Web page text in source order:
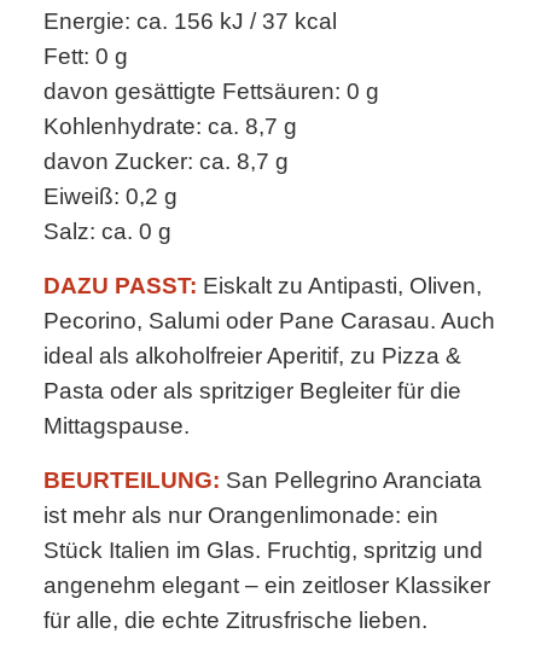
Energie: ca. 156 kJ / 37 kcal
Fett: 0 g
davon gesättigte Fettsäuren: 0 g
Kohlenhydrate: ca. 8,7 g
davon Zucker: ca. 8,7 g
Eiweiß: 0,2 g
Salz: ca. 0 g
DAZU PASST: Eiskalt zu Antipasti, Oliven,
Pecorino, Salumi oder Pane Carasau. Auch
ideal als alkoholfreier Aperitif, zu Pizza &
Pasta oder als spritziger Begleiter für die
Mittagspause.
BEURTEILUNG: San Pellegrino Aranciata
ist mehr als nur Orangenlimonade: ein
Stück Italien im Glas. Fruchtig, spritzig und
angenehm elegant – ein zeitloser Klassiker
für alle, die echte Zitrusfrische lieben.